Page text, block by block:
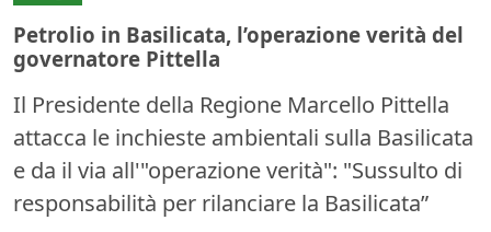
Petrolio in Basilicata, l’operazione verità del
governatore Pittella
Il Presidente della Regione Marcello Pittella
attacca le inchieste ambientali sulla Basilicata
e da il via all'"operazione verità": "Sussulto di
responsabilità per rilanciare la Basilicata”